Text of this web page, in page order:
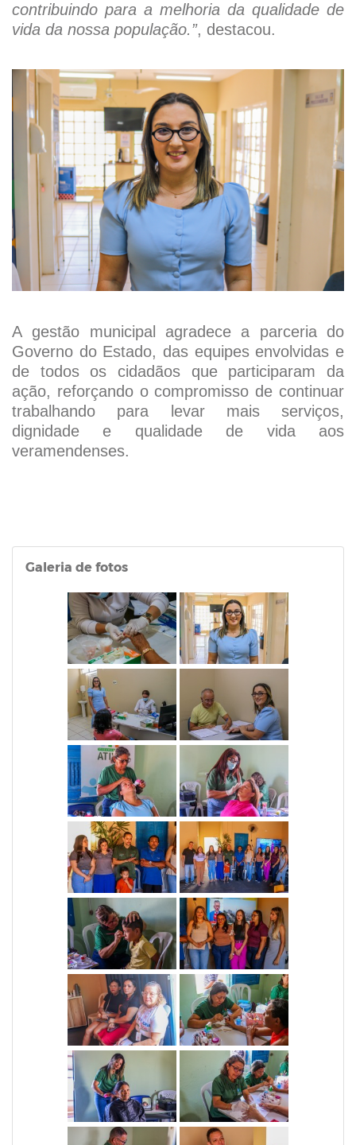
contribuindo para a melhoria da qualidade de
vida da nossa população.”, destacou.
A gestão municipal agradece a parceria do
Governo do Estado, das equipes envolvidas e
de todos os cidadãos que participaram da
ação, reforçando o compromisso de continuar
trabalhando para levar mais serviços,
dignidade e qualidade de vida aos
veramendenses.
Galeria de fotos